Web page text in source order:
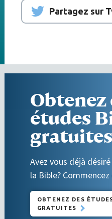
Partagez sur
Obtenez
études
gratuites
Avez vous déjà
la Bible?
OBTENEZ DES
GRATUITES